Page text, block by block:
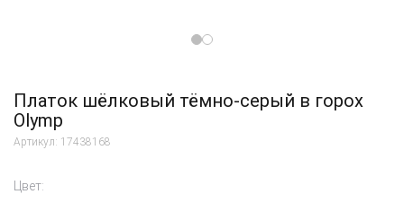
Платок шёлковый тёмно-серый в горох
Olymp
Артикул: 17438168
Цвет: